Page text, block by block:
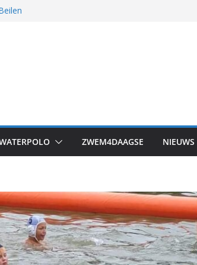
in Drachten
ZWEM4DAAGSE NIEUWS